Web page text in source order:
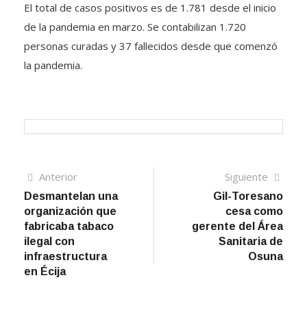
El total de casos positivos es de 1.781 desde el inicio
de la pandemia en marzo. Se contabilizan 1.720
personas curadas y 37 fallecidos desde que comenzó
la pandemia.
Navegación
de
entradas
AnteriorArtículo
anterior
Desmantelan una
organización que
fabricaba tabaco
ilegal con
infraestructura
en Écija
Siguiente
Gil-Toresano
cesa como
gerente del Área
Sanitaria de
Osuna